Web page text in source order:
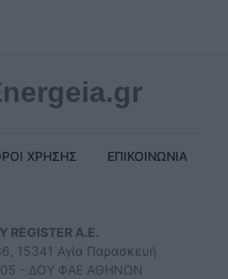
ΧΡΗΣΗΣ ΕΠΙΚΟΙΝΩΝΙΑ
REGISTER Α.Ε.
15341 Αγία Παρασκευή
- ΔΟΥ ΦΑΕ ΑΘΗΝΩΝ